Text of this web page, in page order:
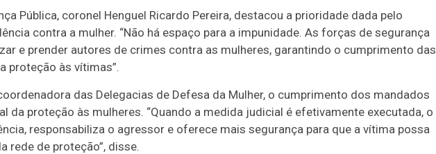
Pública, coronel Henguel Ricardo Pereira, destacou a prioridade dada pelo
contra a mulher. “Não há espaço para a impunidade. As forças de segurança
e prender autores de crimes contra as mulheres, garantindo o cumprimento das
proteção às vítimas”.
das Delegacias de Defesa da Mulher, o cumprimento dos mandados
da proteção às mulheres. “Quando a medida judicial é efetivamente executada, o
responsabiliza o agressor e oferece mais segurança para que a vítima possa
rede de proteção”, disse.